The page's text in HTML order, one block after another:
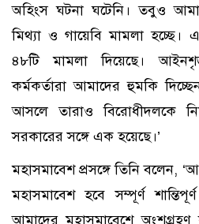
অহিংস ঘটনা ঘটেনি। তবুও
মিথ্যা ও গায়েবি মামলা হচ্ছে।
৪৮টি মামলা দিয়েছে।
কর্মকর্তারা আমাদের হুমকি
আসলে তারাও বিরোধীদলকে
সরকারের সঙ্গে এক হয়েছে।’
মহাসমাবেশ প্রসঙ্গে তিনি বলেন,
মহাসমাবেশ হবে সম্পূর্ণ
আমাদের মহাসমাবেশে